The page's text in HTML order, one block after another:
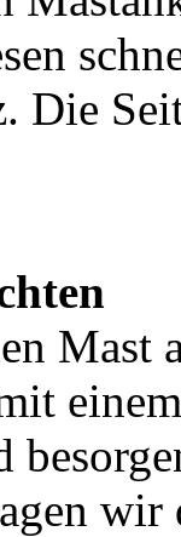
Die
Mast
wir